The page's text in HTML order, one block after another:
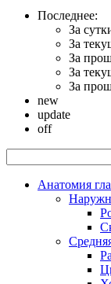
Последнее:
За
За
За
За
За
new
update
off
Анатомия